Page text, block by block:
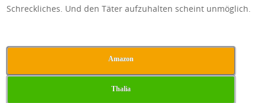
Schreckliches. Und den Täter aufzuhalten scheint unmöglich.
Amazon
Thalia